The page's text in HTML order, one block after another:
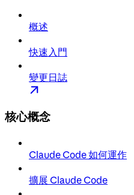
概述
快速入門
變更日誌
核心概念
Claude Code 如何運作
擴展 Claude Code